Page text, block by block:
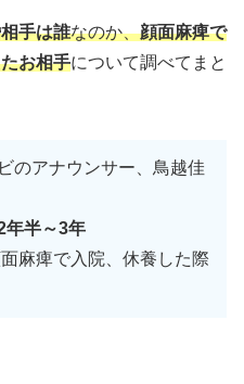
手は誰なのか、顔面麻痺で
お相手について調べてまと
のアナウンサー、鳥越佳
年半～3年
麻痺で入院、休養した際